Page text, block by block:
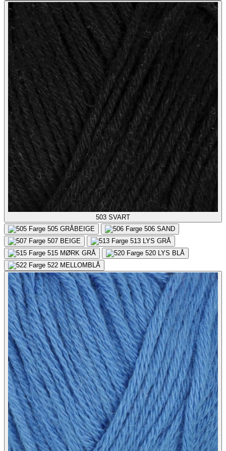
503 SVART
505 GRÅBEIGE 506 SAND
507 BEIGE 513 LYS GRÅ
515 MØRK GRÅ 520 LYS BLÅ
522 MELLOMBLÅ